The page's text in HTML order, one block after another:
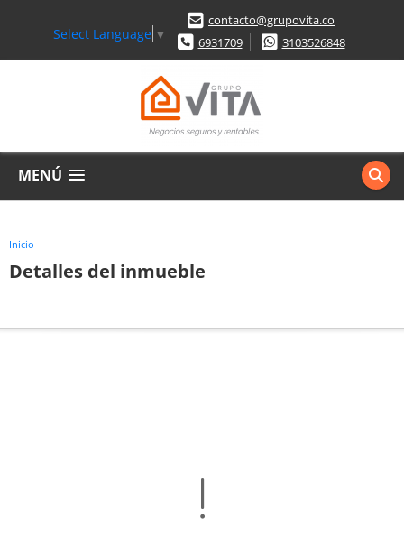
Select Language ▼
contacto@grupovita.co
6931709
3103526848
MENÚ
Inicio
Detalles del inmueble